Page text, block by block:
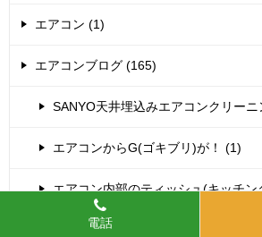
エアコン (1)
エアコンブログ (165)
SANYO天井埋込みエアコンクリーニ
エアコンからG(ゴキブリ)が！ (1)
エアコン内部のティッシュ(キッチン
電話